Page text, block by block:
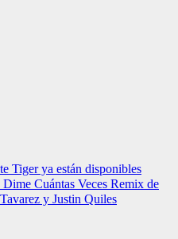
Tiger ya están disponibles
Cuántas Veces Remix de
y Justin Quiles